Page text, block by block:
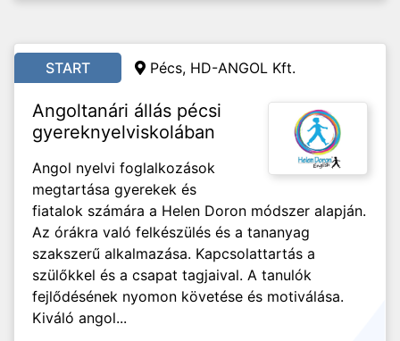
START Pécs, HD-ANGOL Kft.
Angoltanári állás pécsi
gyereknyelviskolában
Angol nyelvi foglalkozások
megtartása gyerekek és
fiatalok számára a Helen Doron módszer alapján.
Az órákra való felkészülés és a tananyag
szakszerű alkalmazása. Kapcsolattartás a
szülőkkel és a csapat tagjaival. A tanulók
fejlődésének nyomon követése és motiválása.
Kiváló angol...